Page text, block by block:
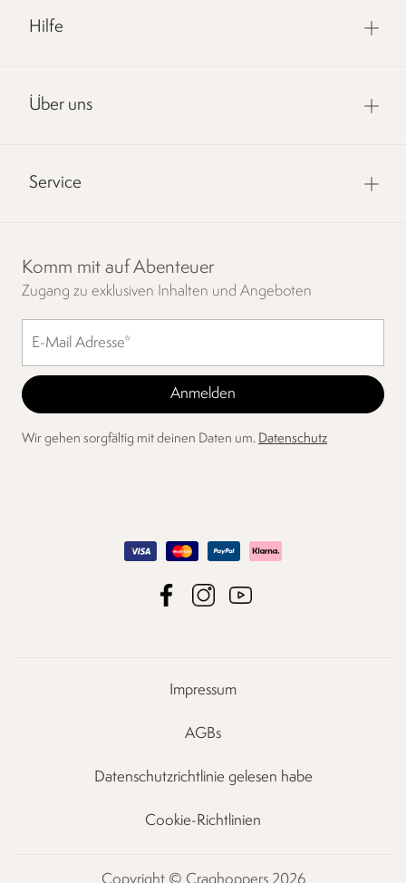
Hilfe
Über uns
Service
Komm mit auf Abenteuer
Zugang zu exklusiven Inhalten und Angeboten
Wir gehen sorgfältig mit deinen Daten um. Datenschutz
Impressum
AGBs
Datenschutzrichtlinie gelesen habe
Cookie-Richtlinien